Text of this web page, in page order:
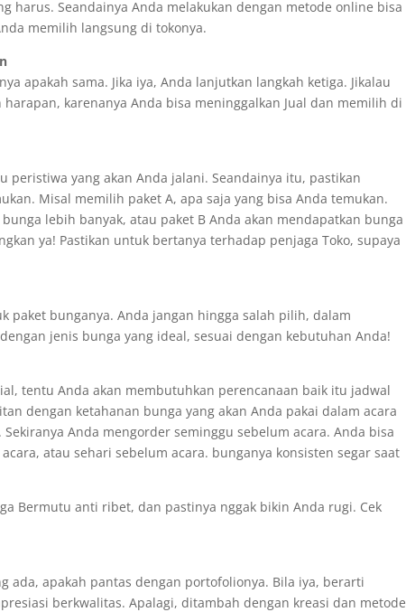
harus. Seandainya Anda melakukan dengan metode online bisa
memilih langsung di tokonya.
apakah sama. Jika iya, Anda lanjutkan langkah ketiga. Jikalau
karenanya Anda bisa meninggalkan Jual dan memilih di
peristiwa yang akan Anda jalani. Seandainya itu, pastikan
Misal memilih paket A, apa saja yang bisa Anda temukan.
lebih banyak, atau paket B Anda akan mendapatkan bunga
ya! Pastikan untuk bertanya terhadap penjaga Toko, supaya
paket bunganya. Anda jangan hingga salah pilih, dalam
jenis bunga yang ideal, sesuai dengan kebutuhan Anda!
tentu Anda akan membutuhkan perencanaan baik itu jadwal
dengan ketahanan bunga yang akan Anda pakai dalam acara
Anda mengorder seminggu sebelum acara. Anda bisa
atau sehari sebelum acara. bunganya konsisten segar saat
Bermutu anti ribet, dan pastinya nggak bikin Anda rugi. Cek
ada, apakah pantas dengan portofolionya. Bila iya, berarti
berkwalitas. Apalagi, ditambah dengan kreasi dan metode